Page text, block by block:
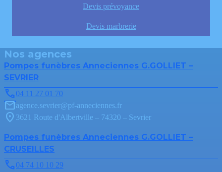
Devis prévoyance
Devis marbrerie
Nos agences
Pompes funèbres Anneciennes G.GOLLIET –
SEVRIER
04 11 27 01 70
agence.sevrier@pf-anneciennes.fr
3621 Route d'Albertville – 74320 – Sevrier
Pompes funèbres Anneciennes G.GOLLIET –
CRUSEILLES
04 74 10 10 29